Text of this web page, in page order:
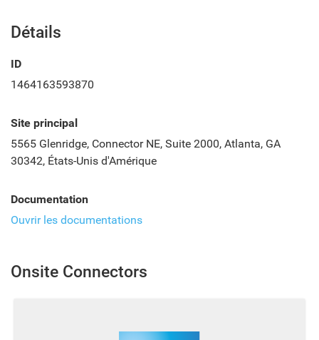
Détails
ID
1464163593870
Site principal
5565 Glenridge, Connector NE, Suite 2000, Atlanta, GA
30342, États-Unis d'Amérique
Documentation
Ouvrir les documentations
Onsite Connectors